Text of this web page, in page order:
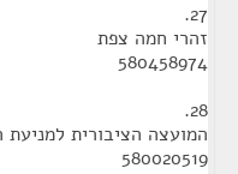
27.
זהרי חמה צפת
580458974
28.
המועצה הציבורית
580020519